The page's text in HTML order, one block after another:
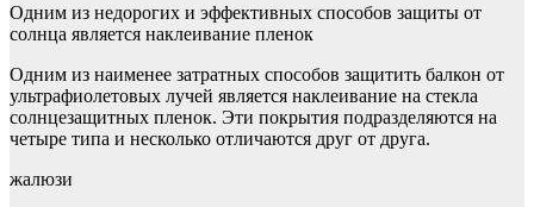
Одним из недорогих и эффективных способов защиты от
солнца является наклеивание пленок
Одним из наименее затратных способов защитить балкон от
ультрафиолетовых лучей является наклеивание на стекла
солнцезащитных пленок. Эти покрытия подразделяются на
четыре типа и несколько отличаются друг от друга.
жалюзи